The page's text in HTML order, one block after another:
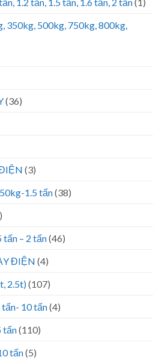
350kg, 500kg, 750kg, 800kg,
(36)
(3)
1.5 tấn(38)
tấn – 2 tấn(46)
ĐIỆN (4)
2.5t)(107)
10 tấn(4)
tấn(110)
tấn(5)